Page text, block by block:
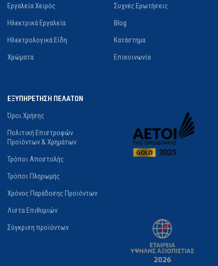
Εργαλεία Χειρός
Ηλεκτρικά Εργαλεία
Ηλεκτρολογικά Είδη
Χρώματα
Συχνές Ερωτήσεις
Blog
Κατάστημα
Επικοινωνία
ΕΞΥΠΗΡΕΤΗΣΗ ΠΕΛΑΤΩΝ
Όροι Χρήσης
Πολιτική Επιστροφών
Προϊόντων & Χρημάτων
Τρόποι Αποστολής
Τρόποι Πληρωμής
Χρόνος Παράδοσης Προϊόντων
Λίστα Επιθυμιών
Σύγκριση προϊόντων